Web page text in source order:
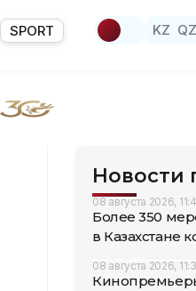
SPORT KZ QZ
Новости
08 августа 2026,
Более 350
в Казахстане
08 августа 2026,